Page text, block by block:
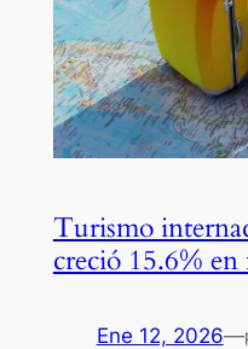
Turismo
creció 15.6%
Ene 12, 2026—